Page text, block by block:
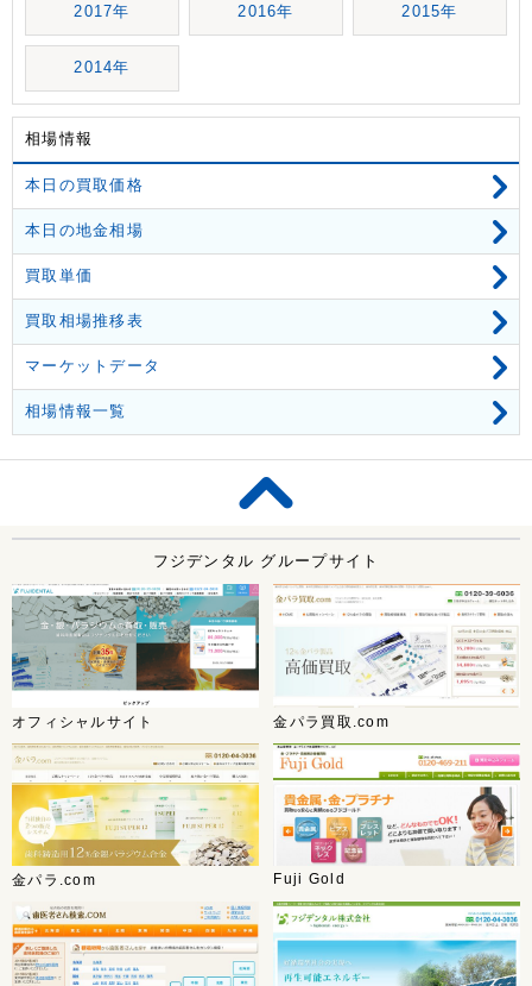
2017年 2016年 2015年
2014年
相場情報
本日の買取価格
本日の地金相場
買取単価
買取相場推移表
マーケットデータ
相場情報一覧
フジデンタル グループサイト
オフィシャルサイト 金パラ買取.com
金パラ.com Fuji Gold